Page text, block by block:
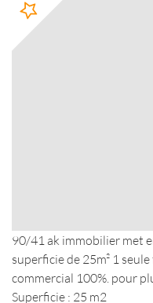
90/41 ak immobilier met
superficie de 25m² 1
commercial 100%. pour
Superficie : 25 m2